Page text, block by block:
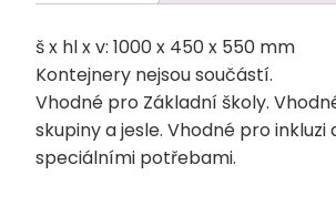
š x hl x v: 1000 x 450 x 550 mm
Kontejnery nejsou součástí.
Vhodné pro Základní školy.
skupiny a jesle. Vhodné pro inkluzi
speciálními potřebami.